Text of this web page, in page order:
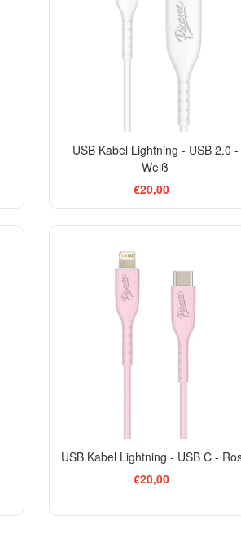
USB Kabel Lightning - USB 2.0 -
Weiß
€20,00
USB Kabel Lightning - USB C -
€20,00